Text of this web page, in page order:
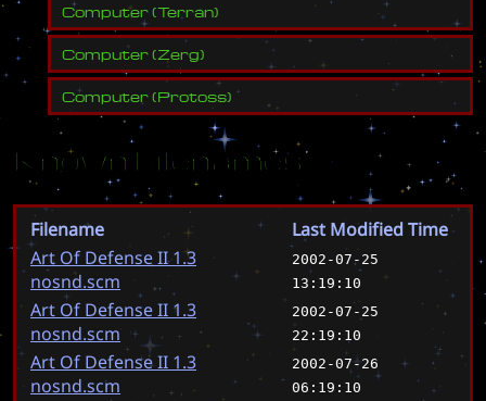
Computer(Terran)
Computer(Zerg)
Computer(Protoss)
Known Filenames
Filename
Last Modified Time
Art Of Defense II 1.3
nosnd.scm
2002-07-25
13:19:10
Art Of Defense II 1.3
nosnd.scm
2002-07-25
22:19:10
Art Of Defense II 1.3
nosnd.scm
2002-07-26
06:19:10